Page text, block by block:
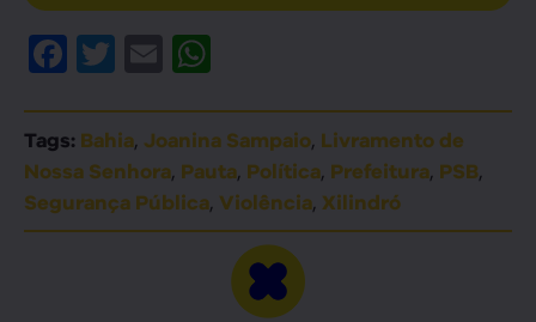
Facebook
Twitter
Email
Tags: Bahia, Joanina Sampaio, Livramento de
Nossa Senhora, Pauta, Política, Prefeitura, PSB,
Segurança Pública, Violência, Xilindró